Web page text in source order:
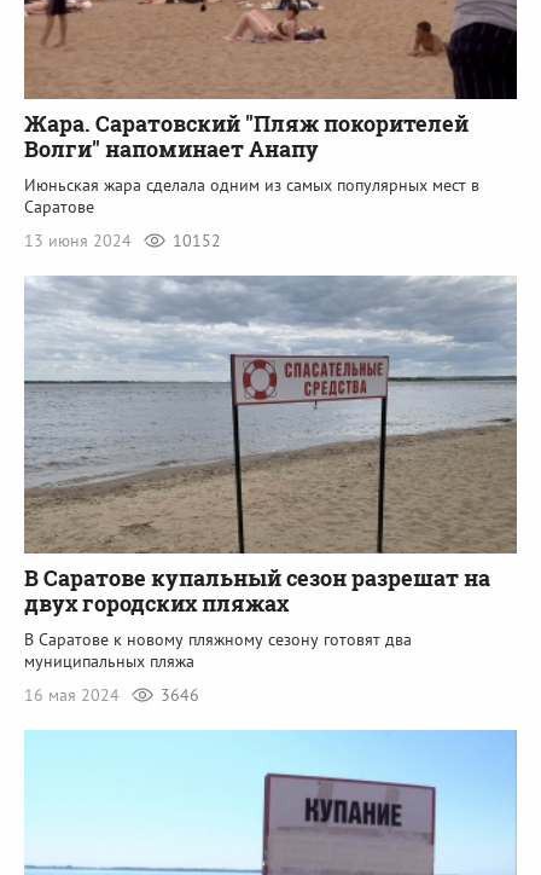
Жара. Саратовский "Пляж покорителей
Волги" напоминает Анапу
Июньская жара сделала одним из самых популярных мест в
Саратове
13 июня 2024
10152
В Саратове купальный сезон разрешат на
двух городских пляжах
В Саратове к новому пляжному сезону готовят два
муниципальных пляжа
16 мая 2024
3646